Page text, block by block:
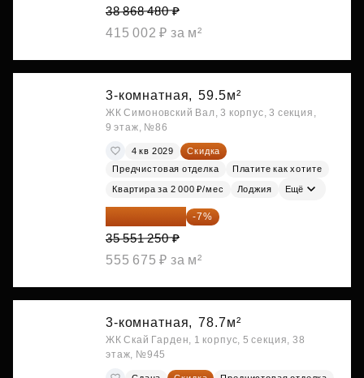
38 868 480 ₽
415 002 ₽ за м²
3-комнатная, 59.5м²
ЖК Симоновский Вал, 3 корпус, 3 секция,
9 этаж, №86
4 кв 2029
Скидка
Предчистовая отделка
Платите как хотите
Квартира за 2 000 ₽/мес Лоджия Ещё
33 062 663 ₽ -7%
35 551 250 ₽
555 675 ₽ за м²
3-комнатная, 78.7м²
ЖК Скай Гарден, 1 корпус, 5 секция, 38
этаж, №945